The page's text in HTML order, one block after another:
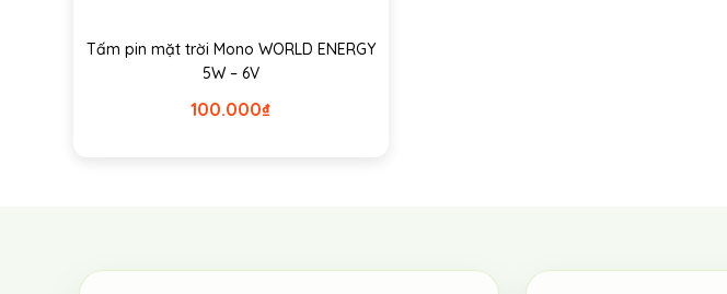
Tấm pin mặt trời Mono WORLD ENERGY
5W – 6V
₫
100.000